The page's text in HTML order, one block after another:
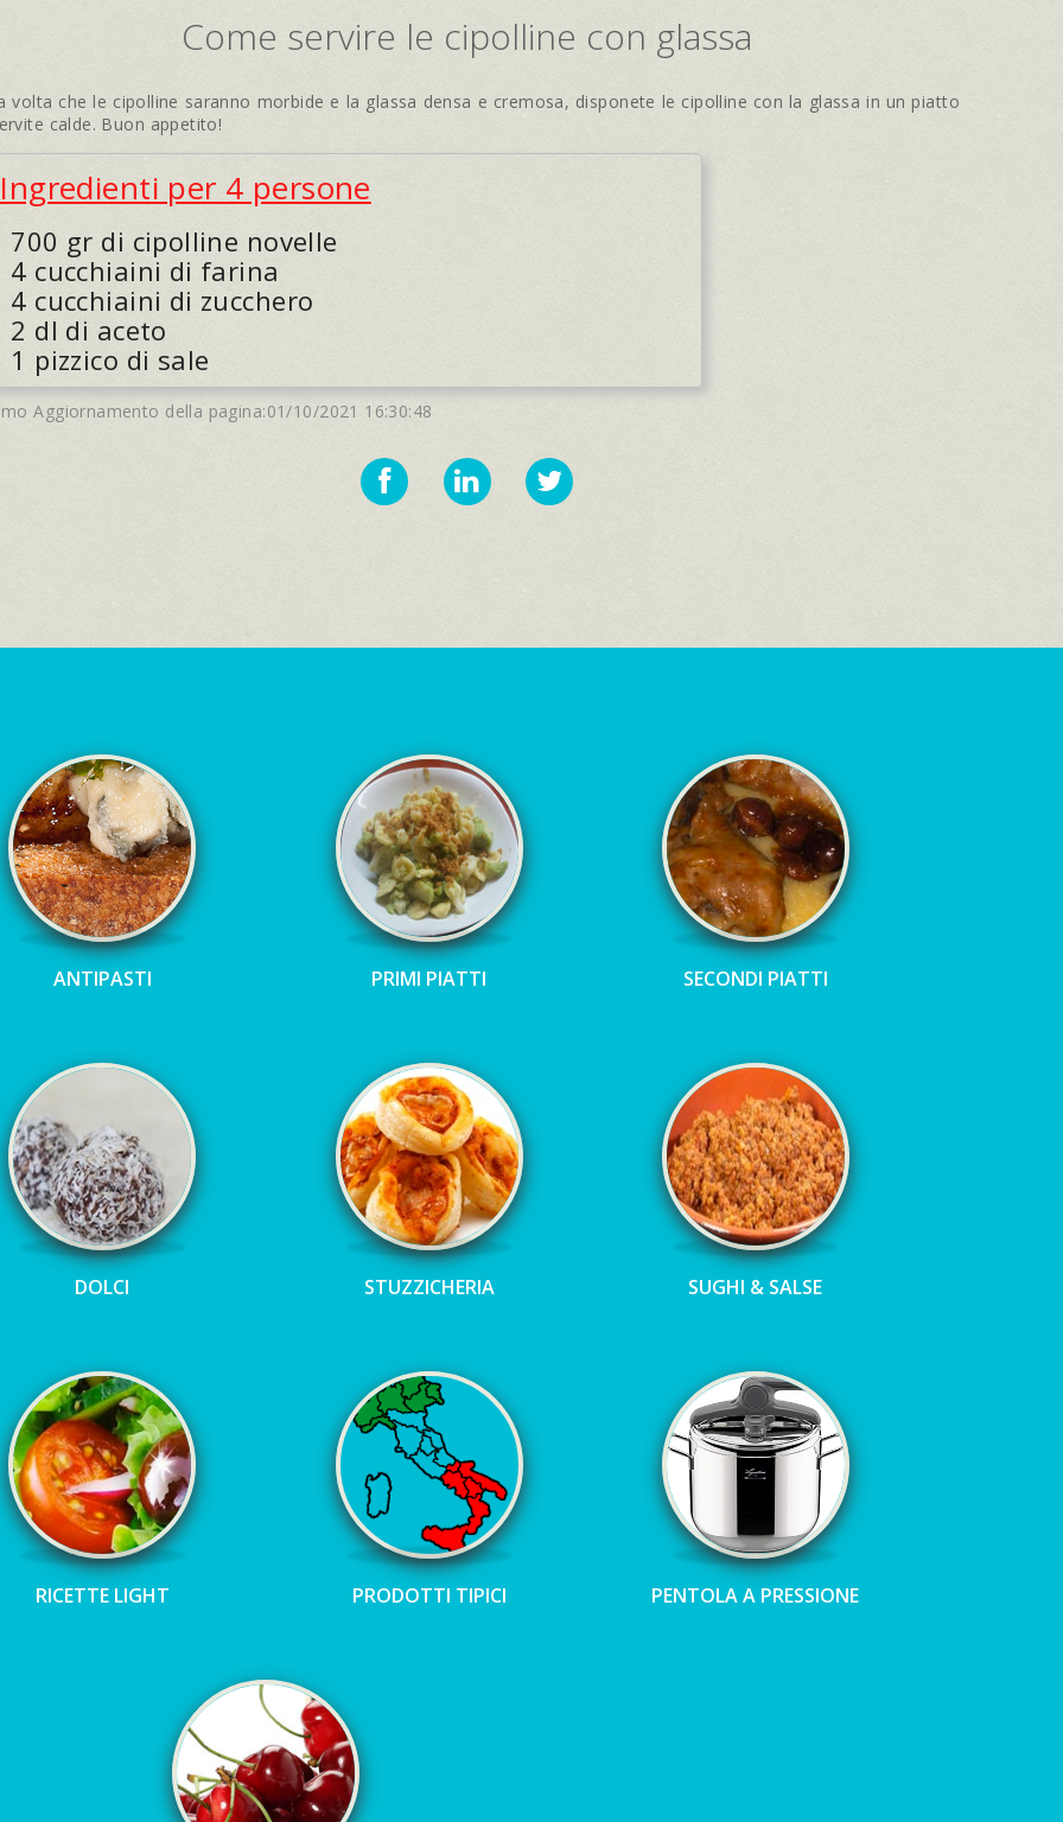
Come servire le cipolline con glassa
volta che le cipolline saranno morbide e la glassa densa e cremosa, disponete le cipolline con la glassa in un piatto
calde. Buon appetito!
Ingredienti per 4 persone
700 gr di cipolline novelle
4 cucchiaini di farina
4 cucchiaini di zucchero
2 dl di aceto
1 pizzico di sale
Aggiornamento della pagina:01/10/2021 16:30:48
ANTIPASTI PRIMI PIATTI SECONDI PIATTI
DOLCI STUZZICHERIA SUGHI & SALSE
RICETTE LIGHT PRODOTTI TIPICI PENTOLA A PRESSIONE